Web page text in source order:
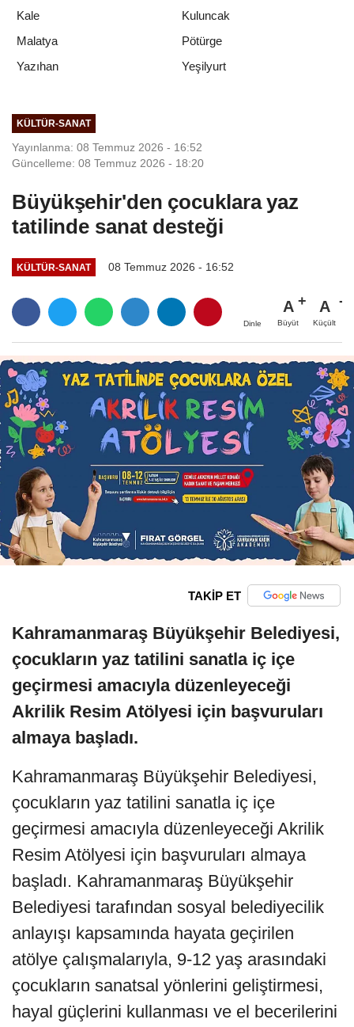
Kale
Kuluncak
Malatya
Pötürge
Yazıhan
Yeşilyurt
KÜLTÜR-SANAT
Yayınlanma: 08 Temmuz 2026 - 16:52
Güncelleme: 08 Temmuz 2026 - 18:20
Büyükşehir'den çocuklara yaz
tatilinde sanat desteği
KÜLTÜR-SANAT 08 Temmuz 2026 - 16:52
Dinle
A
Büyüt
A
Küçült
TAKİP ET
Kahramanmaraş Büyükşehir Belediyesi,
çocukların yaz tatilini sanatla iç içe
geçirmesi amacıyla düzenleyeceği
Akrilik Resim Atölyesi için başvuruları
almaya başladı.
Kahramanmaraş Büyükşehir Belediyesi,
çocukların yaz tatilini sanatla iç içe
geçirmesi amacıyla düzenleyeceği Akrilik
Resim Atölyesi için başvuruları almaya
başladı. Kahramanmaraş Büyükşehir
Belediyesi tarafından sosyal belediyecilik
anlayışı kapsamında hayata geçirilen
atölye çalışmalarıyla, 9-12 yaş arasındaki
çocukların sanatsal yönlerini geliştirmesi,
hayal güçlerini kullanması ve el becerilerini